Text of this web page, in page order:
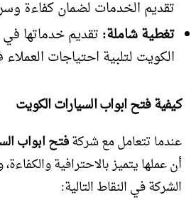
تقديم الخدمات لضمان كفاءة
تغطية شاملة: تقديم خدماتها
الكويت لتلبية احتياجات
كيفية فتح ابواب السيارات الكويت
عندما تتعامل مع شركةفتح ابواب
أن عملها يتميز بالاحترافية
الشركة في النقاط التالية: